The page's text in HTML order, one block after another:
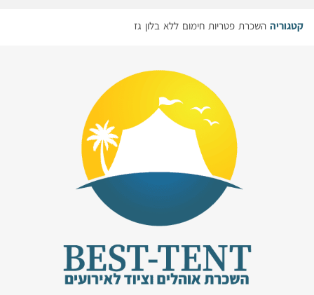
קטגוריה השכרת פטריות חימום ללא בלון גז